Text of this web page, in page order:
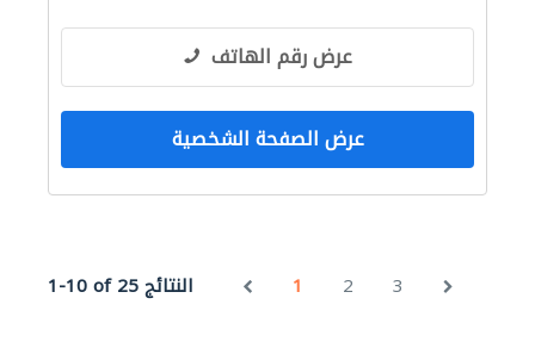
عرض رقم الهاتف
عرض الصفحة الشخصية
1-10 of 25 النتائج 1 2 3